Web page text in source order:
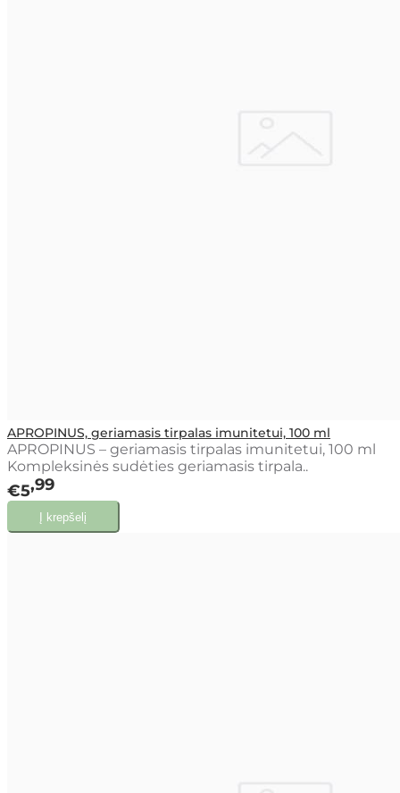
APROPINUS, geriamasis tirpalas imunitetui, 100 ml
APROPINUS – geriamasis tirpalas imunitetui, 100 ml
Kompleksinės sudėties geriamasis tirpala..
€5 99